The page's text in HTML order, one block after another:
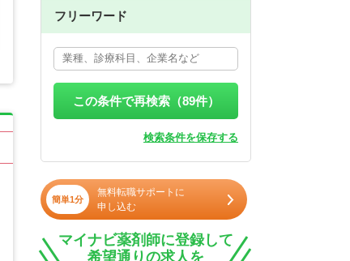
フリーワード
この条件で再検索（89件）
検索条件を保存する
簡単1分
無料転職サポートに
申し込む
マイナビ薬剤師に登録して
希望通りの求人を